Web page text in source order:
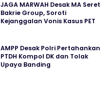
JAGA MARWAH Desak MA Seret
Bakrie Group, Soroti
Kejanggalan Vonis Kasus PET
AMPP Desak Polri Pertahankan
PTDH Kompol DK dan Tolak
Upaya Banding